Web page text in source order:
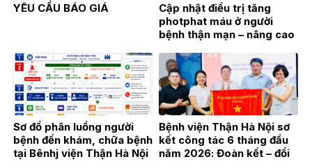
YÊU CẦU BÁO GIÁ
Cập nhật điều trị tăng
photphat máu ở người
bệnh thận mạn – nâng cao
hành lâm sàng
Sơ đồ phân luồng người
bệnh đến khám, chữa bệnh
tại Bênhj viện Thận Hà Nội
Bệnh viện Thận Hà Nội sơ
kết công tác 6 tháng đầu
năm 2026: Đoàn kết – đổi